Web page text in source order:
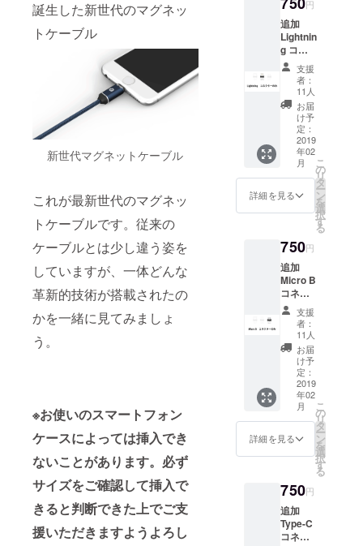
誕生した新世代のマグネッ
トケーブル
新世代マグネットケーブル
これが最新世代のマグネッ
トケーブルです。従来の
ケーブルとは少し違う姿を
していますが、一体どんな
革新的技術が搭載されたの
かを一緒に見てみましょ
う。
※お使いのスマートフォン
ケースによっては挿入でき
ないことがあります。必ず
サイズをご確認して挿入で
きると判断できた上でご支
援いただきますようよろし
ただか
ないと
ご利用
いただ
けませ
んので
ご注意
くださ
い。 必
ずセッ
トでご
支援く
ださ
い。 ※
ケーブ
含まれ
ており
ませ
ん！
円
追加
Lightnin
g コネ
クター
のみ マ
グネッ
トケー
ブルを
ご支援
いただ
かない
とご利
用いた
だけま
せんの
でご注
さい。
必ず
セット
でご支
援くだ
さい。
※ケーブ
ルは含
まれて
おりま
せん！
支援
者：
11人
お届
け予
定：
2019
年02
月
詳細を見る
こ
の
リ
タ
ー
ン
を
選
択
す
る
750円
追加
Micro B
コネク
ター の
み マグ
ネット
ケーブ
ルをご
支援い
ただか
ないと
ご利用
いただ
けませ
んので
ご注意
い。 必
ずセッ
トでご
支援く
ださ
支援
者：
11人
お届
け予
定：
2019
年02
月
詳細を見る
こ
の
リ
タ
ー
ン
を
選
択
す
る
750円
追加
Type-C
コネク